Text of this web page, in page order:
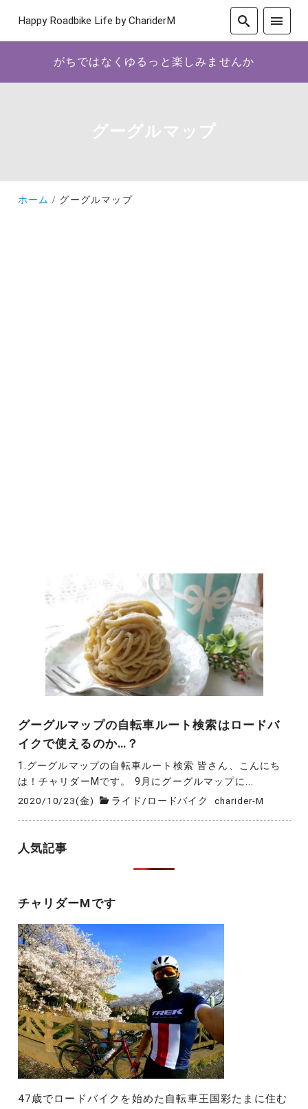
Happy Roadbike Life by ChariderM
がちではなくゆるっと楽しみませんか
グーグルマップ
ホーム グーグルマップ
グーグルマップの自転車ルート検索はロードバ
イクで使えるのか…？
1.グーグルマップの自転車ルート検索 皆さん、こんにち
は！チャリダーMです。 9月にグーグルマップに...
2020/10/23(金) ライド/ ロードバイク charider-M
人気記事
チャリダーMです
47歳でロードバイクを始めた自転車王国彩たまに住む